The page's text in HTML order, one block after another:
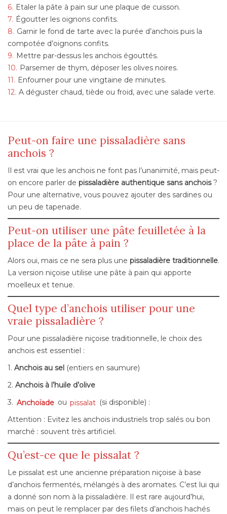
Etaler la pâte à pain sur une plaque de cuisson.
Égoutter les oignons confits.
Garnir le fond de tarte avec la purée d’anchois puis la
compotée d’oignons confits.
Mettre par-dessus les anchois égouttés.
Parsemer de thym, déposer les olives noires.
Enfourner pour une vingtaine de minutes.
A déguster chaud, tiède ou froid, avec une salade verte.
Peut-on faire une pissaladière sans
anchois ?
Il est vrai que les anchois ne font pas l’unanimité, mais peut-
on encore parler de pissaladière authentique sans anchois?
Pour une alternative, vous pouvez ajouter des sardines ou
un peu de tapenade.
Peut-on utiliser une pâte feuilletée à la
place de la pâte à pain ?
Alors oui, mais ce ne sera plus une pissaladière traditionnelle.
La version niçoise utilise une pâte à pain qui apporte
moelleux et tenue.
Quel type d’anchois utiliser pour une
vraie pissaladière ?
Pour une pissaladière niçoise traditionnelle, le choix des
anchois est essentiel :
1. Anchois au sel (entiers en saumure)
2. Anchois à l’huile d’olive
3. Anchoïade ou pissalat (si disponible) :
Attention : Evitez les anchois industriels trop salés ou bon
marché : souvent très artificiel.
Qu’est-ce que le pissalat ?
Le pissalat est une ancienne préparation niçoise à base
d’anchois fermentés, mélangés à des aromates. C’est lui qui
a donné son nom à la pissaladière. Il est rare aujourd’hui,
mais on peut le remplacer par des filets d’anchois hachés